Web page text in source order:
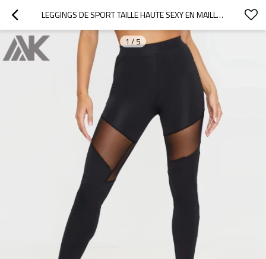
LEGGINGS DE SPORT TAILLE HAUTE SEXY EN MAILLE NOIRE AJUSTÉE À SEC POUR FEMMES-AKTIK
1 /5